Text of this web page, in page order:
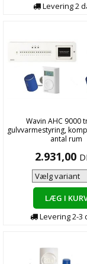
Levering2
Wavin AHC 9000
gulvvarmestyring,
antal rum
2.931,00
LÆG I
Levering2-3